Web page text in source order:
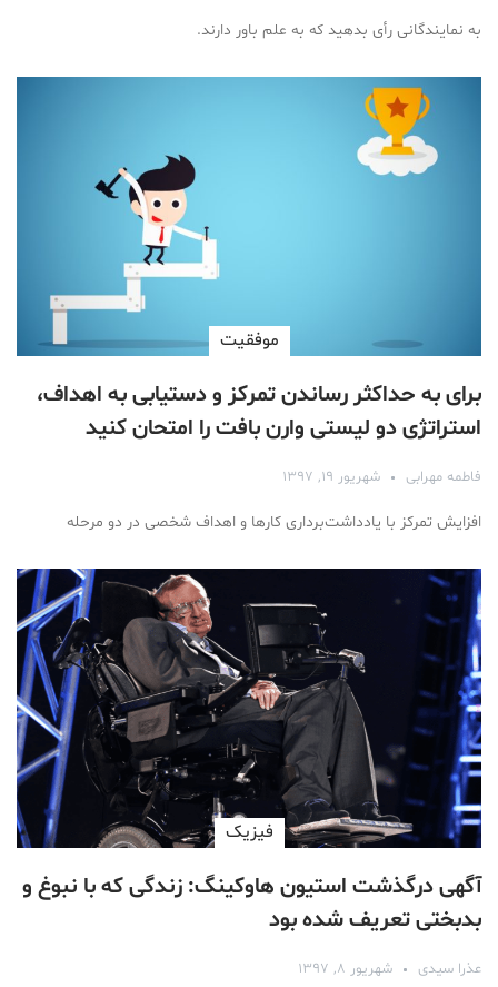
به نمایندگانی رأی بدهید که به علم باور دارند.
موفقیت
برای به حداکثر رساندن تمرکز و دستیابی به اهداف،
استراتژی دو لیستی وارن بافت را امتحان کنید
فاطمه مهرابی شهریور ۱۹, ۱۳۹۷
افزایش تمرکز با یادداشت‌برداری کارها و اهداف شخصی در دو مرحله
فیزیک
آگهی درگذشت استیون هاوکینگ: زندگی‌ که با نبوغ و
بدبختی تعریف شده بود
عذرا سیدی شهریور ۸, ۱۳۹۷